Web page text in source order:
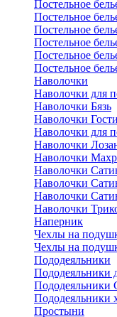
Постельное
Постельное
Постельное
Постельное
Постельное
Постельное
Наволочки
Наволочки для
Наволочки Бязь
Наволочки
Наволочки для
Наволочки
Наволочки
Наволочки
Наволочки
Наволочки
Наволочки
Наперник
Чехлы на
Чехлы на
Пододеяльники
Пододеяльники
Пододеяльники
Пододеяльники
Простыни